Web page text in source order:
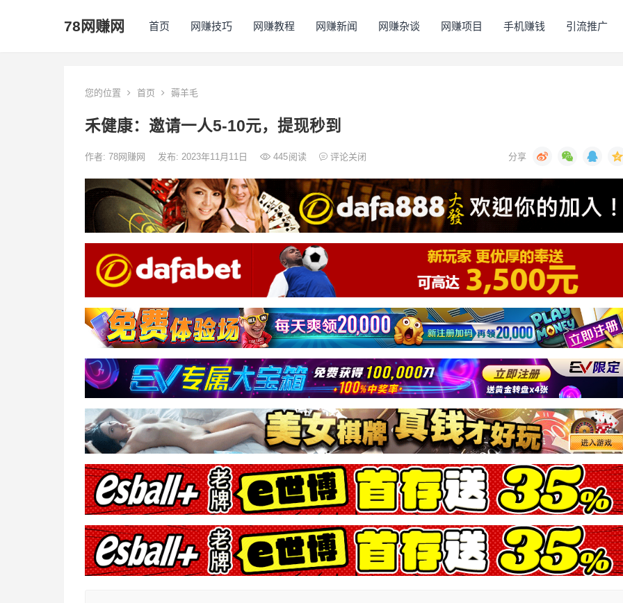
78网赚网 首页 网赚技巧 网赚教程 网赚新闻 网赚杂谈 网赚项目 手机赚钱 引流推广
您的位置 首页 薅羊毛
禾健康：邀请一人5-10元，提现秒到
作者: 78网赚网 发布: 2023年11月11日 445阅读 评论关闭